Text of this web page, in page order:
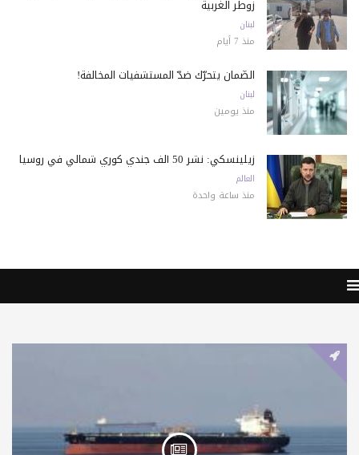
زوطر الغربية
لبنان
منذ 7 أيام
الضّمان يتحرّك ضدّ المستشفيات المخالفة!
لبنان
منذ يومين
زيلينسكي: نشر 50 ألف جندي كوري شمالي في روسيا
العالم
منذ ساعة واحدة